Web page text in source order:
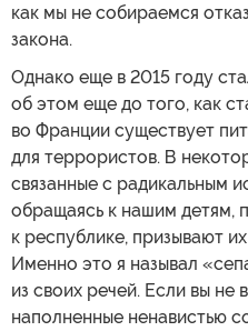
как мы не собираемся
закона.
Однако еще в 2015 году
об этом еще до того, как
во Франции существует
для террористов. В
связанные с радикальным
обращаясь к нашим детям,
к республике, призывают
Именно это я называл
из своих речей. Если вы не
наполненные ненавистью